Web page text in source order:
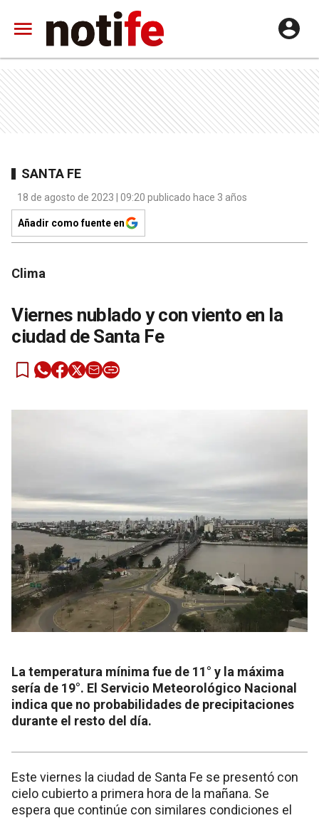
SANTA FE
18 de agosto de 2023 | 09:20 publicado hace 3 años
Añadir como fuente en
Clima
Viernes nublado y con viento en la
ciudad de Santa Fe
La temperatura mínima fue de 11° y la máxima
sería de 19°. El Servicio Meteorológico Nacional
indica que no probabilidades de precipitaciones
durante el resto del día.
Este viernes la ciudad de Santa Fe se presentó con
cielo cubierto a primera hora de la mañana. Se
espera que continúe con similares condiciones el